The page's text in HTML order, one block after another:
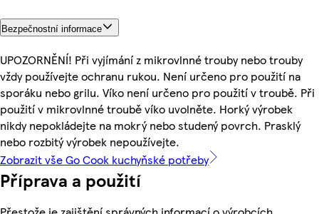
Bezpečnostní informace
UPOZORNĚNÍ! Při vyjímání z mikrovlnné trouby nebo trouby
vždy používejte ochranu rukou. Není určeno pro použití na
sporáku nebo grilu. Víko není určeno pro použití v troubě. Při
použití v mikrovlnné troubě víko uvolněte. Horký výrobek
nikdy nepokládejte na mokrý nebo studený povrch. Prasklý
nebo rozbitý výrobek nepoužívejte.
Zobrazit vše Go Cook kuchyňské potřeby
Příprava a použití